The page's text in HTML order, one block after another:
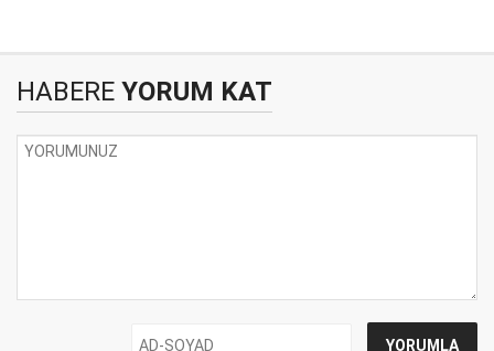
HABERE YORUM KAT